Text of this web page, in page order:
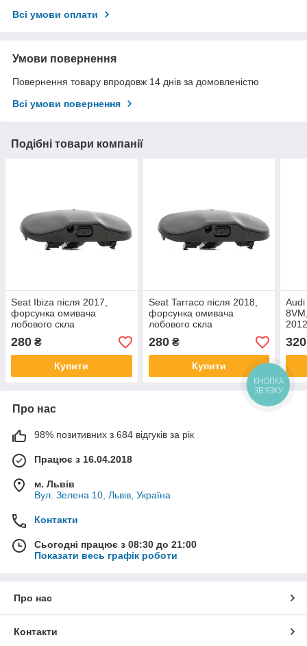
Всі умови оплати
Умови повернення
Повернення товару впродовж 14 днів за домовленістю
Всі умови повернення
Подібні товари компанії
Seat Ibiza після 2017,
форсунка омивача
лобового скла
280 ₴
Купити
Seat Tarraco після 2018,
форсунка омивача
лобового скла
280₴
Купити
320
Про нас
98% позитивних з 684 відгуків за рік
Працює з 16.04.2018
м. Львів
Вул. Зелена 10, Львів, Україна
Контакти
Сьогодні працює з 08:30 до 21:00
Показати весь графік роботи
Про нас
Контакти
КНОПКА
ЗВ'ЯЗКУ